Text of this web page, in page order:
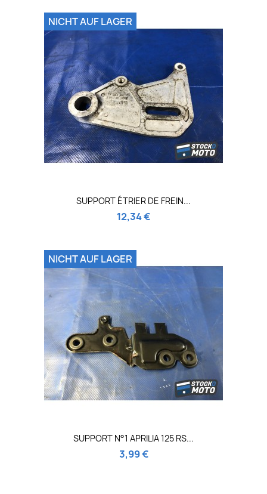
SUPPORT ÉTRIER DE FREIN...
12,34 €
NICHT AUF LAGER
SUPPORT N°1 APRILIA 125 RS...
3,99 €
NICHT AUF LAGER